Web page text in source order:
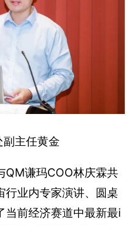
主任黄金
QM谦玛COO林庆霖共
行业内专家演讲、圆桌
当前经济赛道中最新最i